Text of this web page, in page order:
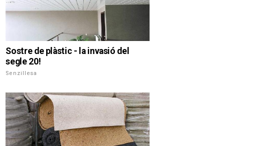
Sostre de plàstic - la invasió del
segle 20!
Senzillesa